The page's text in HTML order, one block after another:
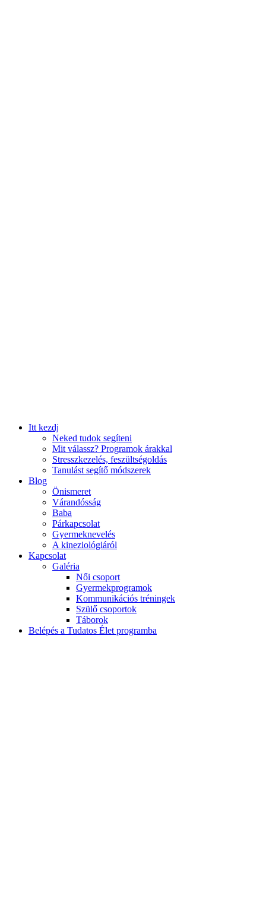
Itt kezdj
Neked tudok segíteni
Mit válassz? Programok árakkal
Stresszkezelés, feszültségoldás
Tanulást segítő módszerek
Blog
Önismeret
Várandósság
Baba
Párkapcsolat
Gyermeknevelés
A kineziológiáról
Kapcsolat
Galéria
Női csoport
Gyermekprogramok
Kommunikációs tréningek
Szülő csoportok
Táborok
Belépés a Tudatos Élet programba